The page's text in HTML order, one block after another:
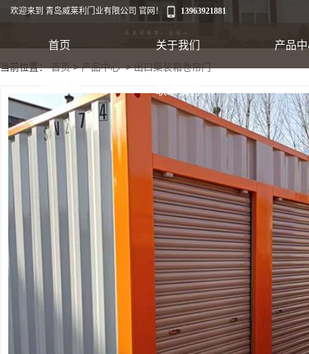
欢迎来到 青岛威莱利门业有限公司 官网！ 13963921881
首页 关于我们 产品
出口集装箱卷帘
快速软帘门
快速堆积门
公司环境 联系我们
当前位置：首页>产品中心>出口集装箱卷帘门